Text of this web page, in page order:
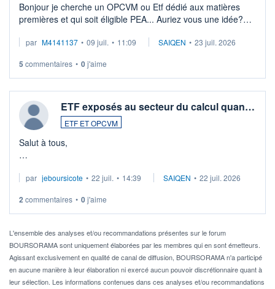
Bonjour je cherche un OPCVM ou Etf dédié aux matières
premières et qui soit éligible PEA... Auriez vous une idée?
par M4141137 • 09 juil. • 11:09 SAIQEN • 23 juil. 2026
5 commentaires • 0j'aime
ETF exposés au secteur du calcul quan…
ETF ET OPCVM
Salut à tous,
via un ETF plutôt que des actions individuelles.
Idéalement, je voudrais qu'il soit éligible au PEA.
Pour l' ...
par jeboursicote • 22 juil. • 14:39 SAIQEN • 22 juil. 2026
2 commentaires • 0j'aime
L'ensemble des analyses et/ou recommandations présentes sur le forum
BOURSORAMA sont uniquement élaborées par les membres qui en sont émetteurs.
Agissant exclusivement en qualité de canal de diffusion, BOURSORAMA n'a participé
en aucune manière à leur élaboration ni exercé aucun pouvoir discrétionnaire quant à
leur sélection. Les informations contenues dans ces analyses et/ou recommandations